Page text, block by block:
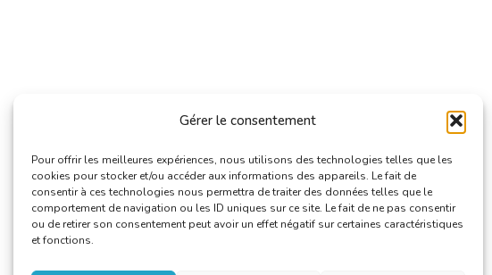
Gérer le consentement
Pour offrir les meilleures expériences, nous utilisons des technologies telles que les
cookies pour stocker et/ou accéder aux informations des appareils. Le fait de
consentir à ces technologies nous permettra de traiter des données telles que le
comportement de navigation ou les ID uniques sur ce site. Le fait de ne pas consentir
ou de retirer son consentement peut avoir un effet négatif sur certaines caractéristiques
et fonctions.